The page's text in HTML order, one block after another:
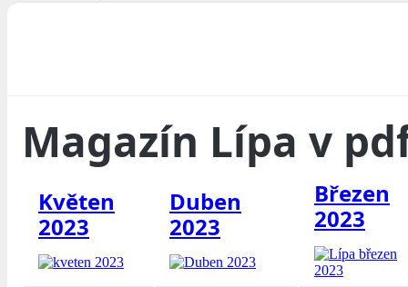
Magazín Lípa v
Květen
2023
Duben
2023
Březen
2023